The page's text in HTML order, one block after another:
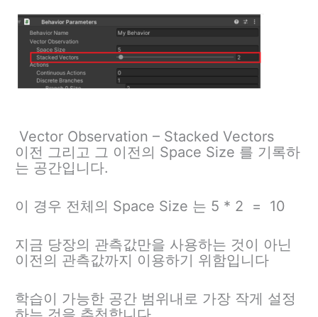
Vector Observation – Stacked Vectors
이전 그리고 그 이전의 Space Size 를 기록하
는 공간입니다.
이 경우 전체의 Space Size 는 5 * 2 = 10
지금 당장의 관측값만을 사용하는 것이 아닌
이전의 관측값까지 이용하기 위함입니다
학습이 가능한 공간 범위내로 가장 작게 설정